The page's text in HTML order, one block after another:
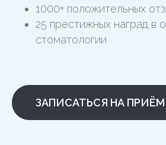
1000+ положительных
25 престижных наград в
стоматологии
ЗАПИСАТЬСЯ НА ПРИЁМ